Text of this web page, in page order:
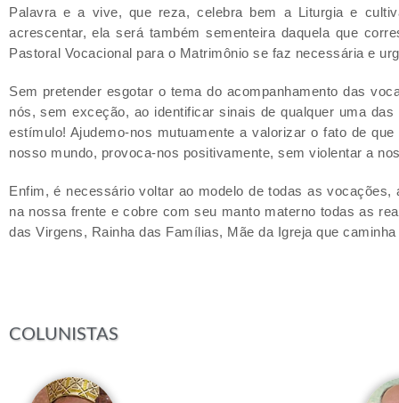
Palavra e a vive, que reza, celebra bem a Liturgia e
acrescentar, ela será também sementeira daquela que
Pastoral Vocacional para o Matrimônio se faz necessária e
Sem pretender esgotar o tema do acompanhamento das
nós, sem exceção, ao identificar sinais de qualquer uma
estímulo! Ajudemo-nos mutuamente a valorizar o fato de
nosso mundo, provoca-nos positivamente, sem violentar a
Enfim, é necessário voltar ao modelo de todas as
na nossa frente e cobre com seu manto materno todas as
das Virgens, Rainha das Famílias, Mãe da Igreja que
COLUNISTAS